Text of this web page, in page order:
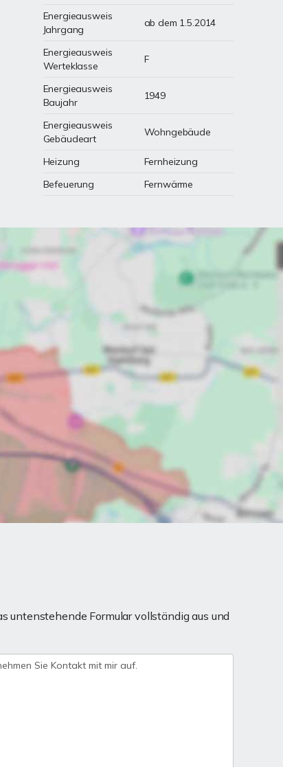
Energieausweis
Jahrgang
ab dem 1.5.2014
Energieausweis
Werteklasse
F
Energieausweis
Baujahr
1949
Energieausweis
Gebäudeart
Wohngebäude
Heizung
Fernheizung
Befeuerung
Fernwärme
untenstehende Formular vollständig aus und